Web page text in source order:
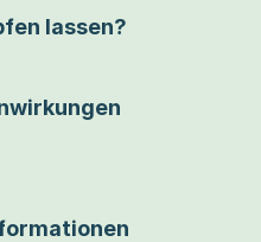
lassen?